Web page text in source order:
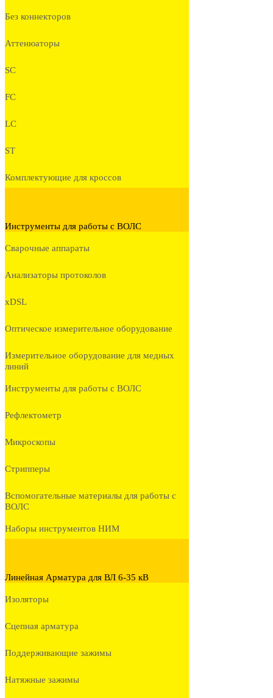
Без коннекторов
Аттенюаторы
SC
FC
LC
ST
Комплектующие для кроссов
Инструменты для работы с ВОЛС
Сварочные аппараты
Анализаторы протоколов
xDSL
Оптическое измерительное оборудование
Измерительное оборудование для медных
линий
Инструменты для работы с ВОЛС
Рефлектометр
Микроскопы
Стрипперы
Вспомогательные материалы для работы с
ВОЛС
Наборы инструментов НИМ
Линейная Арматура для ВЛ 6-35 кВ
Изоляторы
Сцепная арматура
Поддерживающие зажимы
Натяжные зажимы